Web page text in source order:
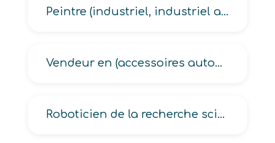
Peintre (industriel, industriel anti-corrosion, industriel au pistolet)
Vendeur en (accessoires automobile, aménagement du foyer, articles de décoration, articles d’électricité, arts de la table)
Roboticien de la recherche scientifique